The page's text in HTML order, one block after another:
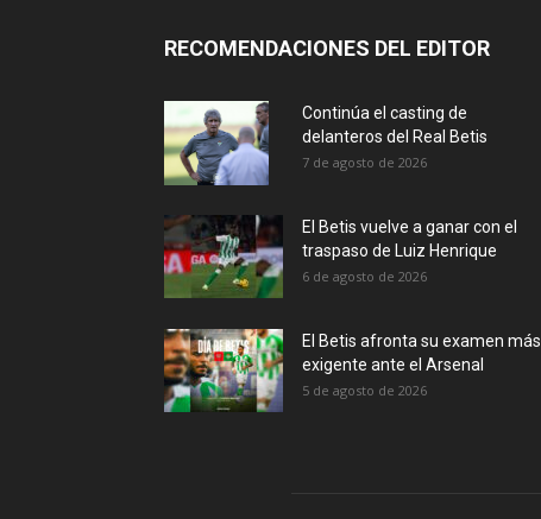
RECOMENDACIONES DEL EDITOR
Continúa el casting de
delanteros del Real Betis
7 de agosto de 2026
El Betis vuelve a ganar con el
traspaso de Luiz Henrique
6 de agosto de 2026
El Betis afronta su examen más
exigente ante el Arsenal
5 de agosto de 2026